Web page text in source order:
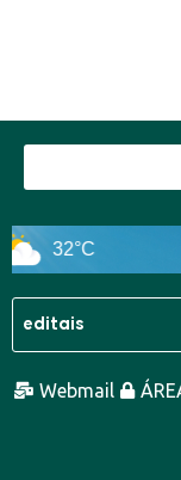
32°C
Webmail